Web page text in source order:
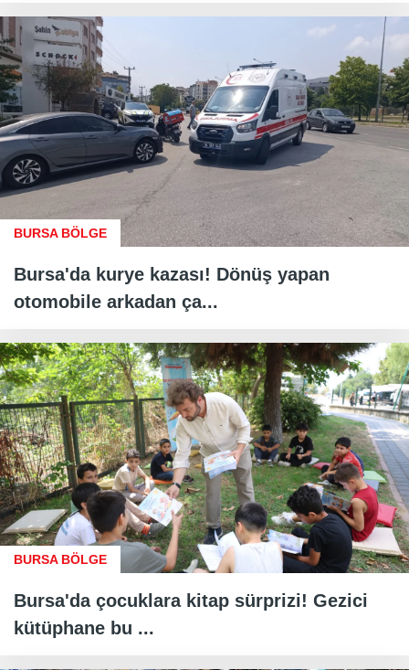
BURSA BÖLGE
Bursa'da kurye kazası! Dönüş yapan
otomobile arkadan ça...
BURSA BÖLGE
Bursa'da çocuklara kitap sürprizi! Gezici
kütüphane bu ...